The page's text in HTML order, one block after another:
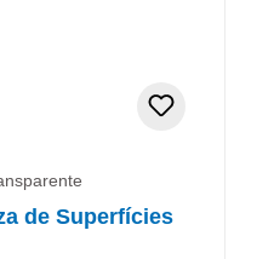
de Superfícies